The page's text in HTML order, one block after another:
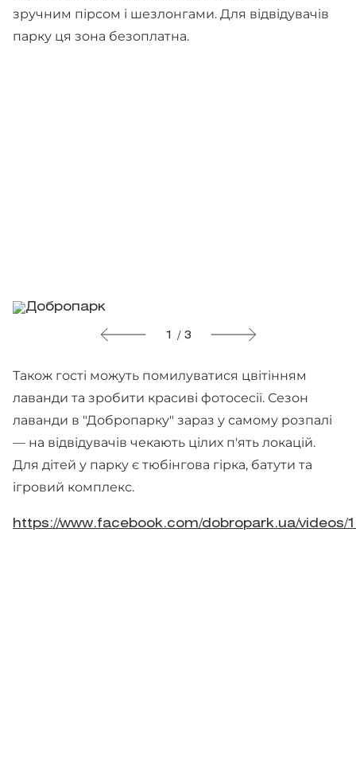
зручним пірсом і шезлонгами. Для відвідувачів
парку ця зона безоплатна.
1 / 3
Також гості можуть помилуватися цвітінням
лаванди та зробити красиві фотосесії. Сезон
лаванди в "Добропарку" зараз у самому розпалі
— на відвідувачів чекають цілих п'ять локацій.
Для дітей у парку є тюбінгова гірка, батути та
ігровий комплекс.
https://www.facebook.com/dobropark.ua/videos/